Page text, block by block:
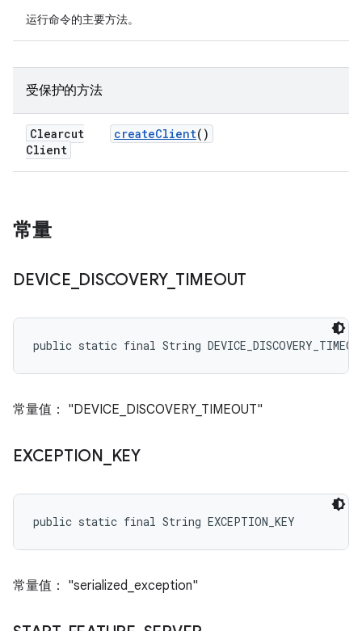
运行命令的主要方法。
受保护的方法
Clearcut
Client
createClient()
常量
DEVICE DISCOVERY_ TIMEOUT
public static final String
常量值： "DEVICE_DISCOVERY_TIMEOUT"
EXCEPTION KEY
public static final String EXCEPTION_KEY
常量值： "serialized_exception"